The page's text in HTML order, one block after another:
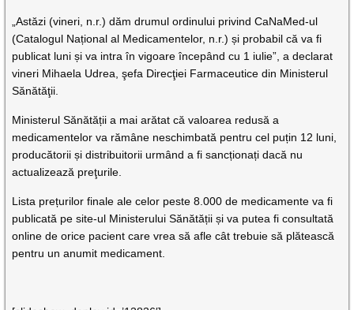
„Astăzi (vineri, n.r.) dăm drumul ordinului privind CaNaMed-ul
(Catalogul Național al Medicamentelor, n.r.) și probabil că va fi
publicat luni și va intra în vigoare începând cu 1 iulie”, a declarat
vineri Mihaela Udrea, şefa Direcţiei Farmaceutice din Ministerul
Sănătăţii.
Ministerul Sănătății a mai arătat că valoarea redusă a
medicamentelor va rămâne neschimbată pentru cel puțin 12 luni,
producătorii și distribuitorii urmând a fi sancționați dacă nu
actualizează preţurile.
Lista prețurilor finale ale celor peste 8.000 de medicamente va fi
publicată pe site-ul Ministerului Sănătății și va putea fi consultată
online de orice pacient care vrea să afle cât trebuie să plătească
pentru un anumit medicament.